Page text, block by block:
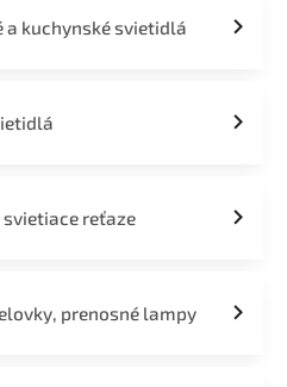
a kuchynské svietidlá
svietiace reťaze
prenosné lampy